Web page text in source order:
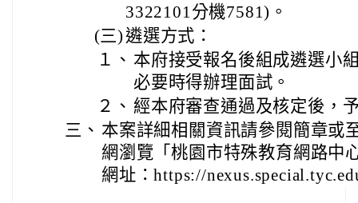
3322101分機7581)。
(三) 遴選方式：
１、 本府接受報名後組成遴選小
必要時得辦理面試。
２、 經本府審查通過及核定後，
三、 本案詳細相關資訊請參閱簡章或
網瀏覽「桃園市特殊教育網路中
網址：https://